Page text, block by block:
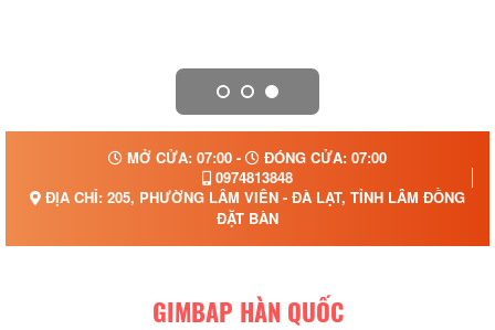
MỞ CỬA: 07:00 -
ĐÓNG CỬA: 07:00
0974813848
ĐỊA CHỈ: 205, PHƯỜNG LÂM VIÊN - ĐÀ LẠT, TỈNH LÂM ĐỒNG
ĐẶT BÀN
GIMBAP HÀN QUỐC